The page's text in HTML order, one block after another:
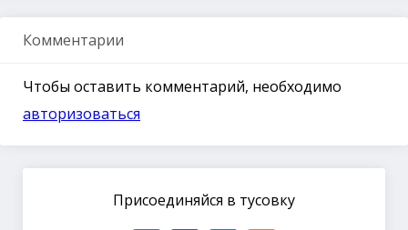
Комментарии
Чтобы оставить комментарий, необходимо
авторизоваться
Присоединяйся в тусовку